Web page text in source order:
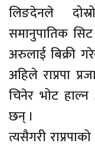
लिङदेनले
समानुपातिक
अरुलाई बिक्री
अहिले राप्रपा
चिनेर भोट
छन् ।
त्यसैगरी